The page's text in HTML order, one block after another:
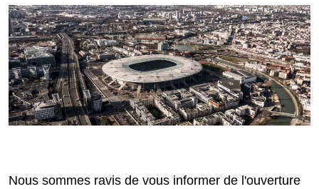
Nous sommes ravis de vous informer de l'ouverture